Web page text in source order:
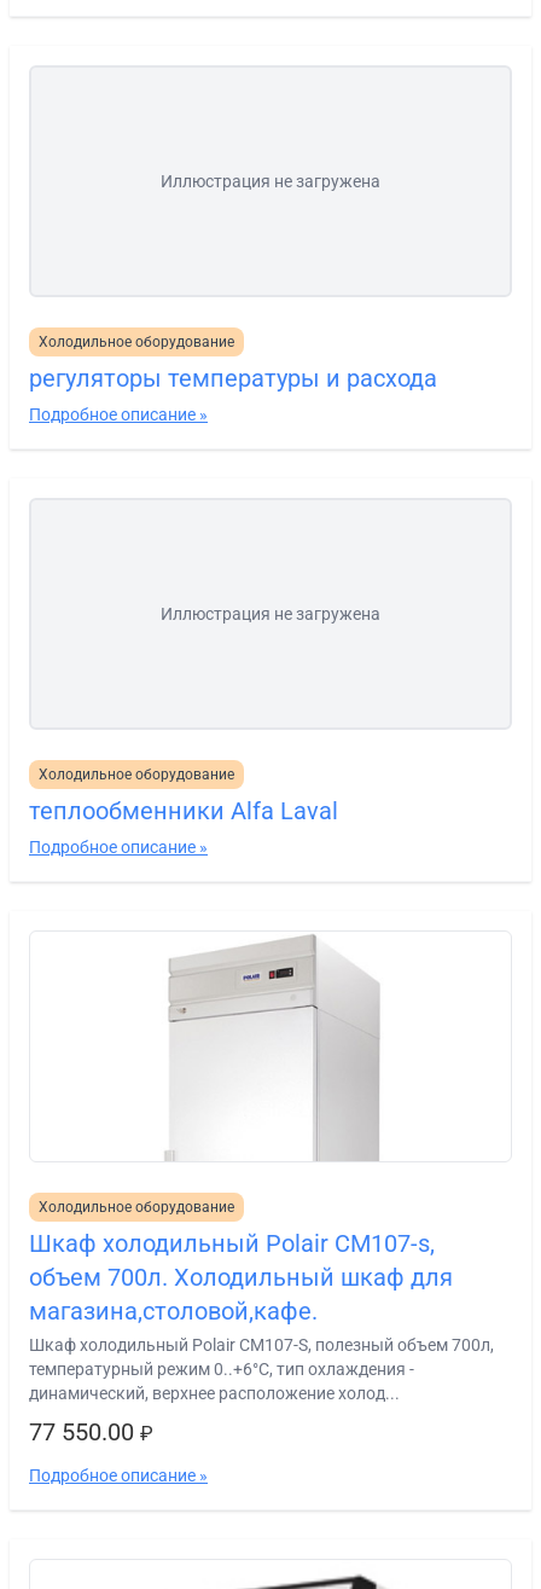
Иллюстрация не загружена
Холодильное оборудование
регуляторы температуры и расхода
Подробное описание »
Иллюстрация не загружена
Холодильное оборудование
теплообменники Alfa Laval
Подробное описание »
Холодильное оборудование
Шкаф холодильный Polair СМ107-s,
объем 700л. Холодильный шкаф для
магазина,столовой,кафе.
Шкаф холодильный Polair СМ107-S, полезный объем 700л,
температурный режим 0..+6°С, тип охлаждения -
динамический, верхнее расположение холод...
77 550.00 ₽
Подробное описание »